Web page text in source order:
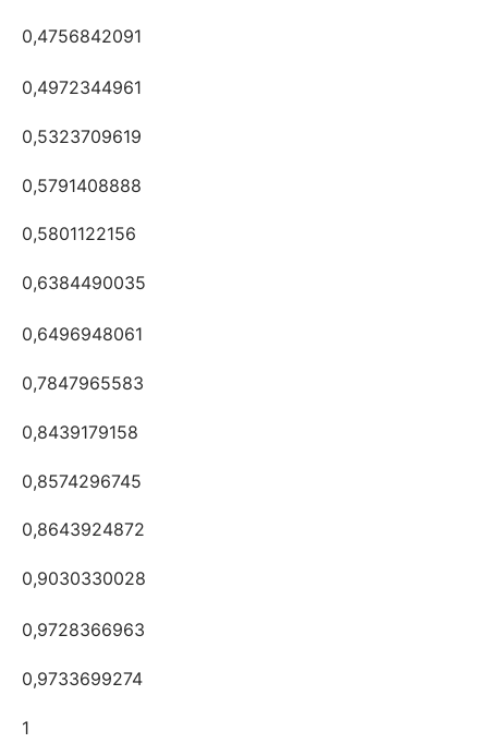
0,4756842091
0,4972344961
0,5323709619
0,5791408888
0,5801122156
0,6384490035
0,6496948061
0,7847965583
0,8439179158
0,8574296745
0,8643924872
0,9030330028
0,9728366963
0,9733699274
1